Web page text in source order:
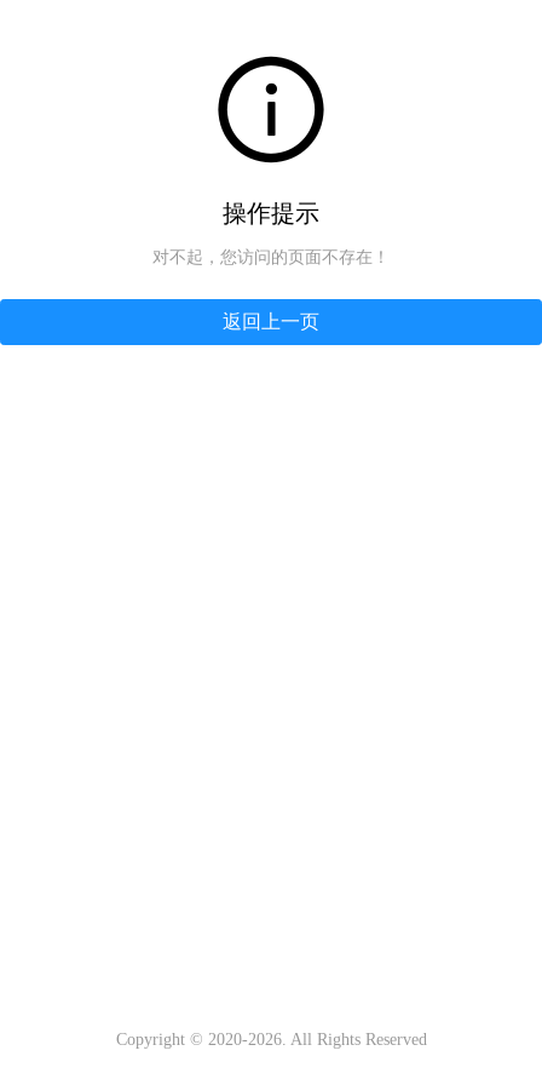
操作提示
对不起，您访问的页面不存在！
返回上一页
Copyright © 2020-2026. All Rights Reserved